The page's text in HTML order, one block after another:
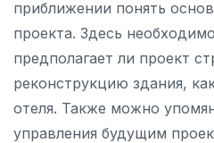
приближении понять
проекта. Здесь
предполагает ли проект
реконструкцию здания,
отеля. Также можно
управления будущим